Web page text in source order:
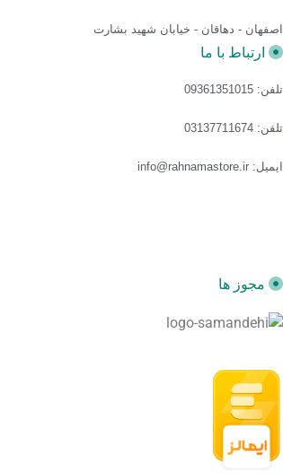
اصفهان - دهاقان - خیابان شهید بشارت
ارتباط با ما
تلفن: 09361351015
تلفن: 03137711674
ایمیل: info@rahnamastore.ir
مجوز ها